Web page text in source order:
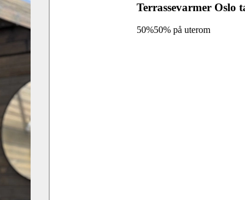
Terrassevarmer Oslo
50%50% på uterom